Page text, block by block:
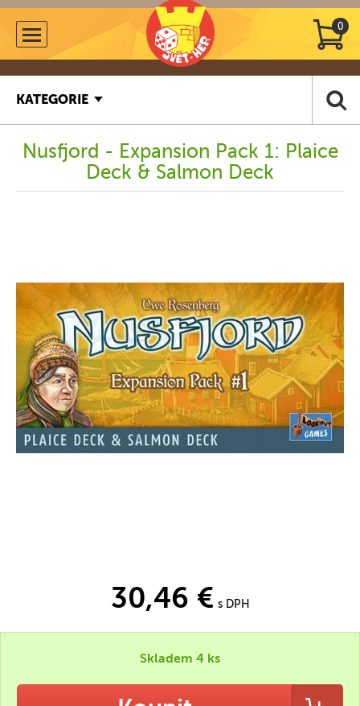
0
KATEGORIE
Nusfjord - Expansion Pack 1: Plaice
Deck & Salmon Deck
30,46 € s DPH
Skladem 4 ks